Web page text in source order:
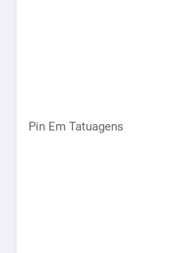
Pin Em Tatuagens